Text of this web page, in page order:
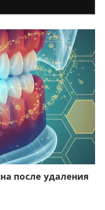
после удаления